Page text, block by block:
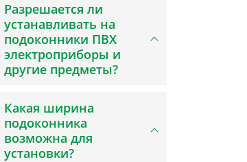
Разрешается ли
устанавливать на
подоконники ПВХ
электроприборы и
другие предметы?
Какая ширина
подоконника
возможна для
установки?